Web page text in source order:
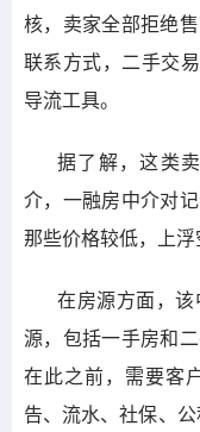
核，卖家全部拒绝
联系方式，二手交
导流工具。
据了解，这类
介，一融房中介对
那些价格较低，上浮
在房源方面，
源，包括一手房和
在此之前，需要客
告、流水、社保、